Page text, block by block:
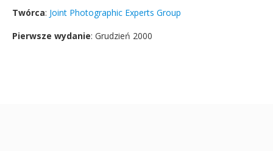
Twórca: Joint Photographic Experts Group
Pierwsze wydanie: Grudzień 2000